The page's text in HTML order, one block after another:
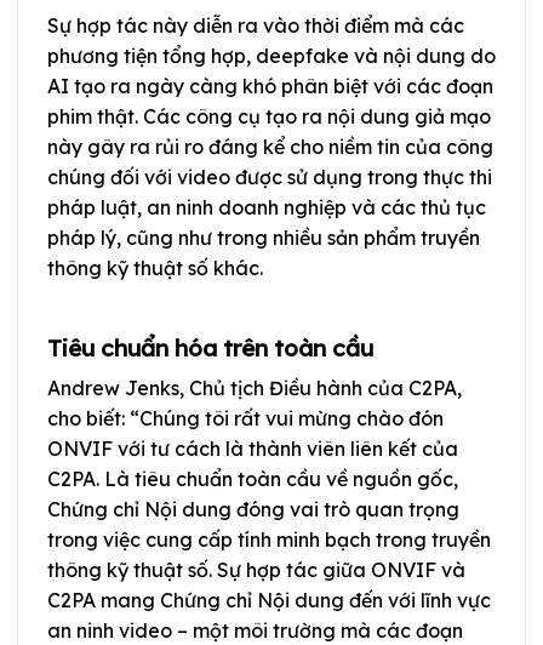
Sự hợp tác này diễn ra vào thời điểm mà các
phương tiện tổng hợp, deepfake và nội dung do
AI tạo ra ngày càng khó phân biệt với các đoạn
phim thật. Các công cụ tạo ra nội dung giả mạo
này gây ra rủi ro đáng kể cho niềm tin của công
chúng đối với video được sử dụng trong thực thi
pháp luật, an ninh doanh nghiệp và các thủ tục
pháp lý, cũng như trong nhiều sản phẩm truyền
thông kỹ thuật số khác.
Tiêu chuẩn hóa trên toàn cầu
Andrew Jenks, Chủ tịch Điều hành của C2PA,
cho biết: “Chúng tôi rất vui mừng chào đón
ONVIF với tư cách là thành viên liên kết của
C2PA. Là tiêu chuẩn toàn cầu về nguồn gốc,
Chứng chỉ Nội dung đóng vai trò quan trọng
trong việc cung cấp tính minh bạch trong truyền
thông kỹ thuật số. Sự hợp tác giữa ONVIF và
C2PA mang Chứng chỉ Nội dung đến với lĩnh vực
an ninh video – một môi trường mà các đoạn